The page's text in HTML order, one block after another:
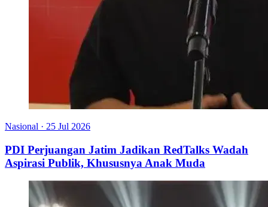
Nasional · 25 Jul 2026
PDI Perjuangan Jatim Jadikan RedTalks Wadah
Aspirasi Publik, Khususnya Anak Muda